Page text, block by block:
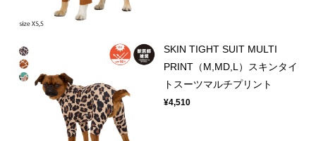
SKIN TIGHT SUIT MULTI
PRINT（M,MD,L）スキンタイ
トスーツマルチプリント
¥4,510